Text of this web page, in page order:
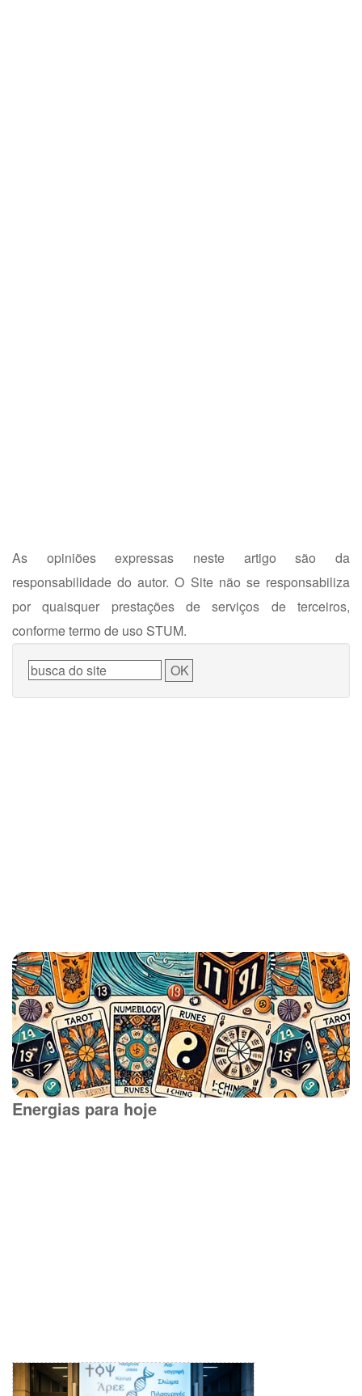
As opiniões expressas neste artigo são da
responsabilidade do autor. O Site não se responsabiliza
por quaisquer prestações de serviços de terceiros,
conforme termo de uso STUM.
Energias para hoje